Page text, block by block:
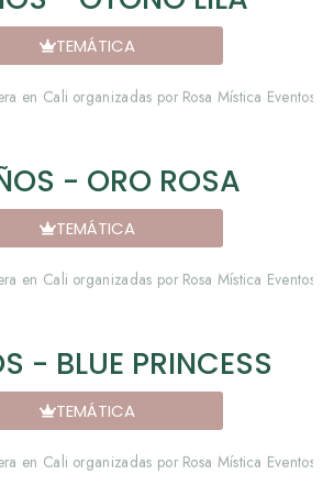
TEMÁTICA
- ORO ROSA
TEMÁTICA
- BLUE PRINCESS
TEMÁTICA